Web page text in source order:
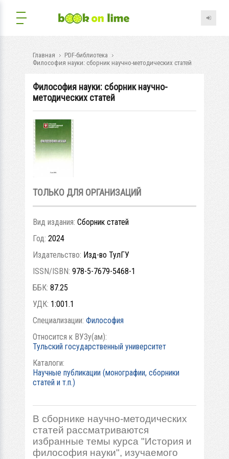
Главная
PDF-библиотека
Философия науки: сборник научно-методических статей
Философия науки: сборник научно-
методических статей
ТОЛЬКО ДЛЯ ОРГАНИЗАЦИЙ
Вид издания: Сборник статей
Год: 2024
Издательство: Изд-во ТулГУ
ISSN/ISBN: 978-5-7679-5468-1
ББК: 87.25
УДК: 1:001.1
Специализации: Философия
Относится к ВУЗу(ам):
Тульский государственный университет
Каталоги:
Научные публикации (монографии, сборники
статей и т.п.)
В сборнике научно-методических
статей рассматриваются
избранные темы курса "История и
философия науки", изучаемого